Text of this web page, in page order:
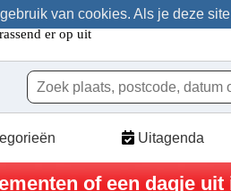
van cookies. Als je deze
Uitagenda
of een dagje uit